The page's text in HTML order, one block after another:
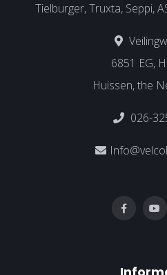
Tielburger, Truxta, Seppi,
6851 EG,
Huissen, the
026-